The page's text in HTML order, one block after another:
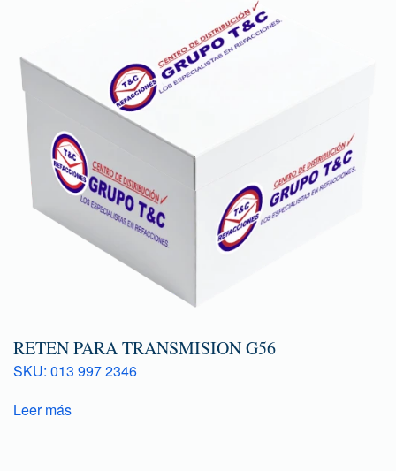
RETEN PARA TRANSMISION G56
SKU: 013 997 2346
Leer más